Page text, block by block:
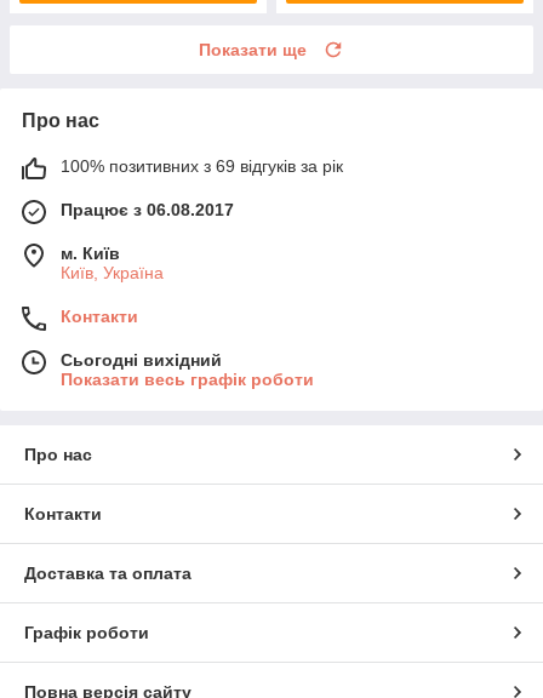
Показати ще
Про нас
100% позитивних з 69 відгуків за рік
Працює з 06.08.2017
м. Київ
Київ, Україна
Контакти
Сьогодні вихідний
Показати весь графік роботи
Про нас
Контакти
Доставка та оплата
Графік роботи
Повна версія сайту